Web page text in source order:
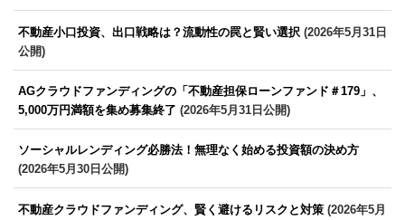
不動産小口投資、出口戦略は？流動性の罠と賢い選択 (2026年5月31日
公開)
AGクラウドファンディングの「不動産担保ローンファンド＃179」、
5,000万円満額を集め募集終了 (2026年5月31日公開)
ソーシャルレンディング必勝法！無理なく始める投資額の決め方
(2026年5月30日公開)
不動産クラウドファンディング、賢く避けるリスクと対策 (2026年5月